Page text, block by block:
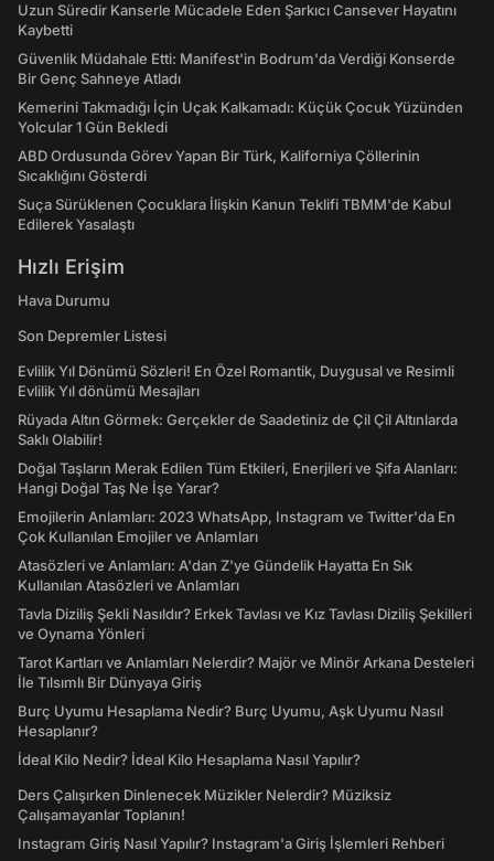
Uzun Süredir Kanserle Mücadele Eden Şarkıcı Cansever Hayatını
Kaybetti
Güvenlik Müdahale Etti: Manifest'in Bodrum'da Verdiği Konserde
Bir Genç Sahneye Atladı
Kemerini Takmadığı İçin Uçak Kalkamadı: Küçük Çocuk Yüzünden
Yolcular 1 Gün Bekledi
ABD Ordusunda Görev Yapan Bir Türk, Kaliforniya Çöllerinin
Sıcaklığını Gösterdi
Suça Sürüklenen Çocuklara İlişkin Kanun Teklifi TBMM'de Kabul
Edilerek Yasalaştı
Hızlı Erişim
Hava Durumu
Son Depremler Listesi
Evlilik Yıl Dönümü Sözleri! En Özel Romantik, Duygusal ve Resimli
Evlilik Yıl dönümü Mesajları
Rüyada Altın Görmek: Gerçekler de Saadetiniz de Çil Çil Altınlarda
Saklı Olabilir!
Doğal Taşların Merak Edilen Tüm Etkileri, Enerjileri ve Şifa Alanları:
Hangi Doğal Taş Ne İşe Yarar?
Emojilerin Anlamları: 2023 WhatsApp, Instagram ve Twitter'da En
Çok Kullanılan Emojiler ve Anlamları
Atasözleri ve Anlamları: A'dan Z'ye Gündelik Hayatta En Sık
Kullanılan Atasözleri ve Anlamları
Tavla Diziliş Şekli Nasıldır? Erkek Tavlası ve Kız Tavlası Diziliş Şekilleri
ve Oynama Yönleri
Tarot Kartları ve Anlamları Nelerdir? Majör ve Minör Arkana Desteleri
İle Tılsımlı Bir Dünyaya Giriş
Burç Uyumu Hesaplama Nedir? Burç Uyumu, Aşk Uyumu Nasıl
Hesaplanır?
İdeal Kilo Nedir? İdeal Kilo Hesaplama Nasıl Yapılır?
Ders Çalışırken Dinlenecek Müzikler Nelerdir? Müziksiz
Çalışamayanlar Toplanın!
Instagram Giriş Nasıl Yapılır? Instagram'a Giriş İşlemleri Rehberi